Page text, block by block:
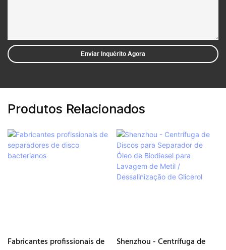
Enviar Inquérito Agora
Produtos Relacionados
Fabricantes profissionais de
Shenzhou - Centrífuga de